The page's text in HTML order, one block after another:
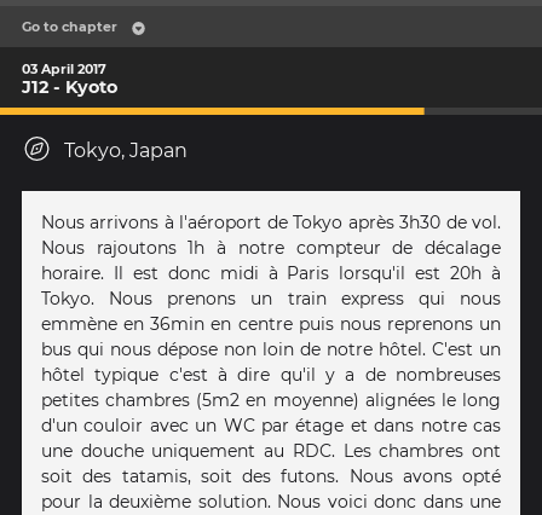
Go to chapter
03 April 2017
J12 - Kyoto
Tokyo, Japan
Nous arrivons à l'aéroport de Tokyo après 3h30 de vol.
Nous rajoutons 1h à notre compteur de décalage
horaire. Il est donc midi à Paris lorsqu'il est 20h à
Tokyo. Nous prenons un train express qui nous
emmène en 36min en centre puis nous reprenons un
bus qui nous dépose non loin de notre hôtel. C'est un
hôtel typique c'est à dire qu'il y a de nombreuses
petites chambres (5m2 en moyenne) alignées le long
d'un couloir avec un WC par étage et dans notre cas
une douche uniquement au RDC. Les chambres ont
soit des tatamis, soit des futons. Nous avons opté
pour la deuxième solution. Nous voici donc dans une